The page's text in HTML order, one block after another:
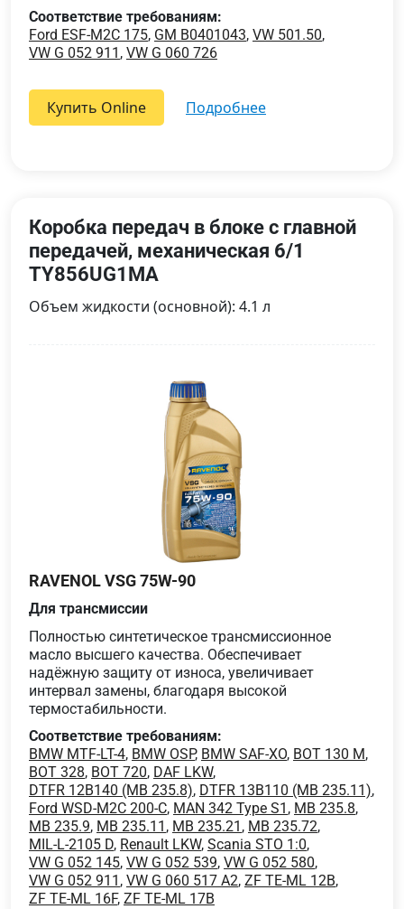
Соответствие требованиям:
Ford ESF-M2C 175, GM B0401043, VW 501.50,
VW G 052 911 , VW G 060 726
Купить Online подробнее
Коробка передач в блоке с главной
передачей, механическая 6/1
TY856UG1MA
Объем жидкости (основной): 4.1 л
RAVENOL VSG 75W-90
Для трансмиссии
Полностью синтетическое трансмиссионное
масло высшего качества. Обеспечивает
надёжную защиту от износа, увеличивает
интервал замены, благодаря высокой
термостабильности.
Соответствие требованиям:
BMW MTF-LT-4, BMW OSP, BMW SAF-XO, BOT 130 M,
BOT 328, BOT 720, DAF LKW,
DTFR 12B140 (MB 235.8), DTFR 13B110 (MB 235.11),
Ford WSD-M2C 200-C, MAN 342 Type S1 , MB 235.8,
MB 235.9, MB 235.11 , MB 235.21 , MB 235.72,
MIL-L-2105 D, Renault LKW, Scania STO 1:0,
VW G 052 145, VW G 052 539, VW G 052 580,
VW G 052 911 , VW G 060 517 A2, ZF TE-ML 12B,
ZF TE-ML 16F, ZF TE-ML 17B